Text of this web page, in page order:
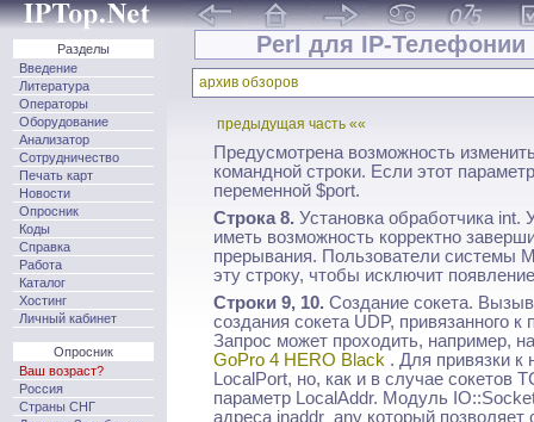
Разделы
Введение
Литература
Операторы
Оборудование
Анализатор
Сотрудничество
Печать карт
Новости
Опросник
Коды
Справка
Работа
Каталог
Хостинг
Личный кабинет
Опросник
Ваш возраст?
Россия
Страны СНГ
Perl для IP-Телефонии
архив обзоров
предыдущая часть ««
Предусмотрена возможность
командной строки. Если этот
переменной $port.
Строка 8. Установка обработчика int.
иметь возможность корректно
прерывания. Пользователи системы
эту строку, чтобы исключит
Строки 9, 10. Создание сокета.
создания сокета UDP, привязанного
Запрос может проходить, например,
GoPro 4 HERO Black . Для привязки к
LocalPort, но, как и в случае сокетов
параметр LocalAddr. Модуль
адреса inaddr_any который